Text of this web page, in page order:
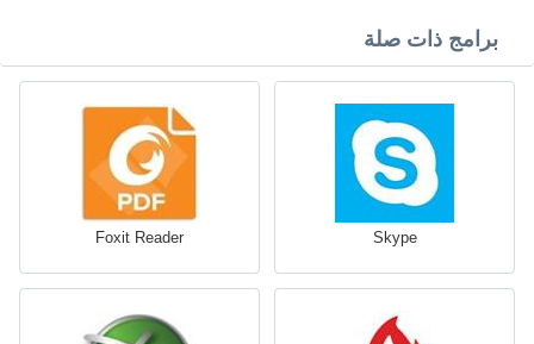
برامج ذات صلة
Skype
Foxit Reader